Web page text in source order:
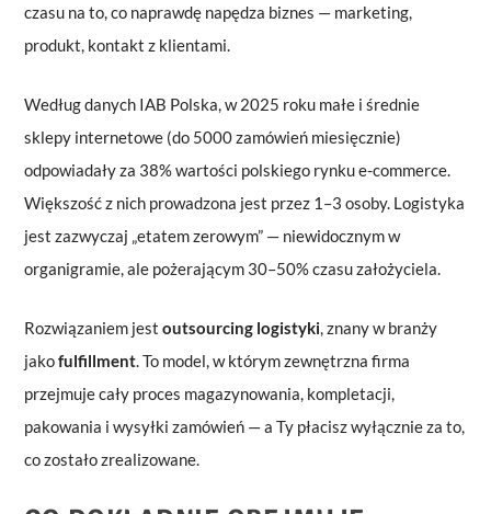
czasu na to, co naprawdę napędza biznes — marketing,
produkt, kontakt z klientami.
Według danych IAB Polska, w 2025 roku małe i średnie
sklepy internetowe (do 5000 zamówień miesięcznie)
odpowiadały za 38% wartości polskiego rynku e-commerce.
Większość z nich prowadzona jest przez 1–3 osoby. Logistyka
jest zazwyczaj „etatem zerowym” — niewidocznym w
organigramie, ale pożerającym 30–50% czasu założyciela.
Rozwiązaniem jestoutsourcing logistyki , znany w branży
jakofulfillment . To model, w którym zewnętrzna firma
przejmuje cały proces magazynowania, kompletacji,
pakowania i wysyłki zamówień — a Ty płacisz wyłącznie za to,
co zostało zrealizowane.